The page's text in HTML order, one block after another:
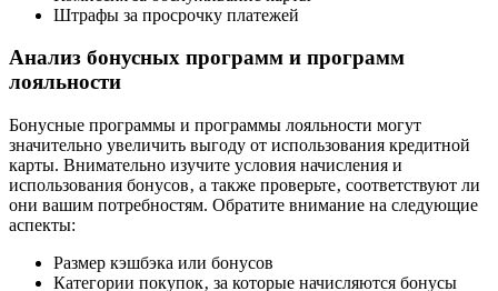
Штрафы за просрочку платежей
Анализ бонусных программ и программ
лояльности
Бонусные программы и программы лояльности могут
значительно увеличить выгоду от использования кредитной
карты. Внимательно изучите условия начисления и
использования бонусов‚ а также проверьте‚ соответствуют ли
они вашим потребностям. Обратите внимание на следующие
аспекты:
Размер кэшбэка или бонусов
Категории покупок‚ за которые начисляются бонусы